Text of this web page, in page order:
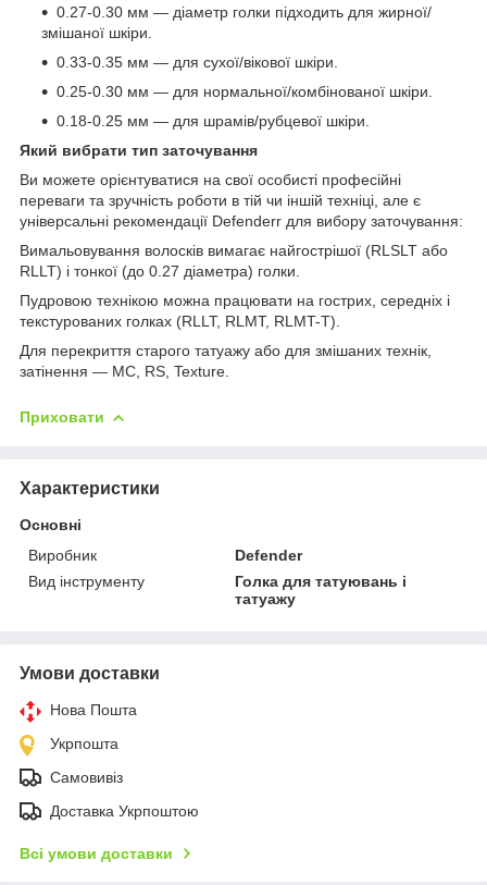
0.27-0.30 мм — діаметр голки підходить для жирної/
змішаної шкіри.
0.33-0.35 мм — для сухої/вікової шкіри.
0.25-0.30 мм — для нормальної/комбінованої шкіри.
0.18-0.25 мм — для шрамів/рубцевої шкіри.
Який вибрати тип заточування
Ви можете орієнтуватися на свої особисті професійні
переваги та зручність роботи в тій чи іншій техніці, але є
універсальні рекомендації Defenderr для вибору заточування:
Вимальовування волосків вимагає найгострішої (RLSLT або
RLLT) і тонкої (до 0.27 діаметра) голки.
Пудровою технікою можна працювати на гострих, середніх і
текстурованих голках (RLLT, RLMT, RLMT-T).
Для перекриття старого татуажу або для змішаних технік,
затінення — МС, RS, Texture.
Приховати
Характеристики
Основні
Виробник
Defender
Вид інструменту
Голка для татуювань і
татуажу
Умови доставки
Нова Пошта
Укрпошта
Самовивіз
Доставка Укрпоштою
Всі умови доставки